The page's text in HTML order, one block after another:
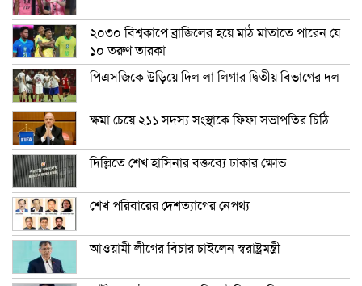
২০৩০ বিশ্বকাপে ব্রাজিলের হয়ে মাঠ মাতাতে পারেন যে
১০ তরুণ তারকা
পিএসজিকে উড়িয়ে দিল লা লিগার দ্বিতীয় বিভাগের দল
ক্ষমা চেয়ে ২১১ সদস্য সংস্থাকে ফিফা সভাপতির চিঠি
দিল্লিতে শেখ হাসিনার বক্তব্যে ঢাকার ক্ষোভ
শেখ পরিবারের দেশত্যাগের নেপথ্য
আওয়ামী লীগের বিচার চাইলেন স্বরাষ্ট্রমন্ত্রী